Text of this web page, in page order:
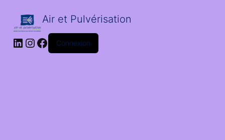
Air et Pulvérisation
LinkedIn
Instagram
Facebook
Connexion